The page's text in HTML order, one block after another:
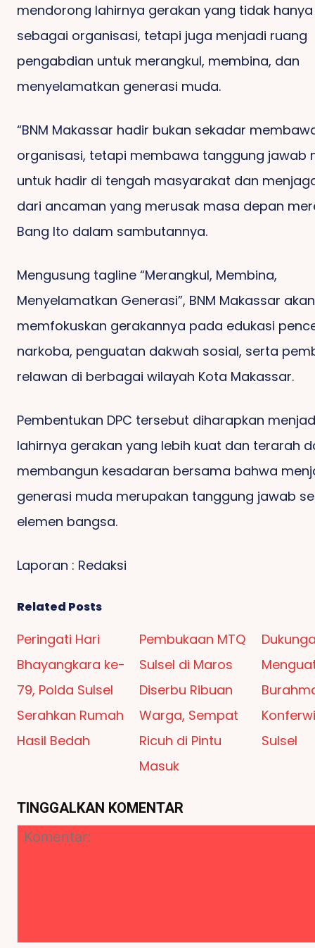
mendorong lahirnya gerakan yang tidak
sebagai organisasi, tetapi juga menjadi ruang
pengabdian untuk merangkul, membina, dan
menyelamatkan generasi muda.
“BNM Makassar hadir bukan sekadar
organisasi, tetapi membawa tanggung jawab
untuk hadir di tengah masyarakat dan
dari ancaman yang merusak masa depan
Bang Ito dalam sambutannya.
Mengusung tagline “Merangkul, Membina,
Menyelamatkan Generasi”, BNM Makassar akan
memfokuskan gerakannya pada edukasi
narkoba, penguatan dakwah sosial, serta
relawan di berbagai wilayah Kota Makassar.
Pembentukan DPC tersebut diharapkan
lahirnya gerakan yang lebih kuat dan terarah
membangun kesadaran bersama bahwa
generasi muda merupakan tanggung jawab
elemen bangsa.
Laporan : Redaksi
Related Posts
Peringati Hari
Bhayangkara ke-
79, Polda Sulsel
Serahkan Rumah
Hasil Bedah
Pembukaan MTQ
Sulsel di Maros
Diserbu Ribuan
Warga, Sempat
Ricuh di Pintu
Masuk
Sulsel
TINGGALKAN KOMENTAR